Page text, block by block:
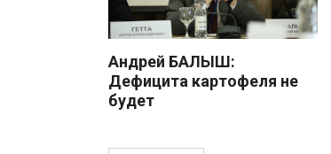
Андрей БАЛЫШ:
Дефицита картофеля не
будет